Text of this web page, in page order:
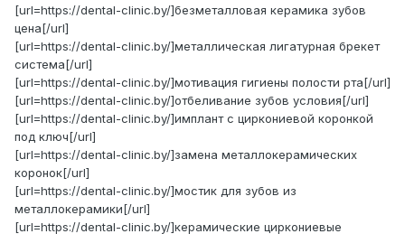
[url=https://dental-clinic.by/]безметалловая керамика зубов
цена[/url]
[url=https://dental-clinic.by/]металлическая лигатурная брекет
система[/url]
[url=https://dental-clinic.by/]мотивация гигиены полости рта[/url]
[url=https://dental-clinic.by/]отбеливание зубов условия[/url]
[url=https://dental-clinic.by/]имплант с циркониевой коронкой
под ключ[/url]
[url=https://dental-clinic.by/]замена металлокерамических
коронок[/url]
[url=https://dental-clinic.by/]мостик для зубов из
металлокерамики[/url]
[url=https://dental-clinic.by/]керамические циркониевые